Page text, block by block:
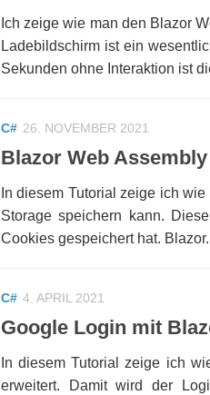
Ich zeige wie man den Blazor
Ladebildschirm ist ein
Sekunden ohne Interaktion ist
C# 26. NOVEMBER 2021
Blazor Web
In diesem Tutorial zeige ich
Storage speichern kann.
Cookies gespeichert hat.
C# 4. APRIL 2021
Google Login mit
In diesem Tutorial zeige ich
erweitert. Damit wird der